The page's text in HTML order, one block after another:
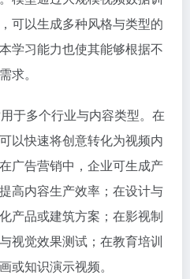
可以生成多种风格与类型的
学习能力也使其能够根据不
求。
于多个行业与内容类型。在
以快速将创意转化为视频内
广告营销中，企业可生成产
高内容生产效率；在设计与
产品或建筑方案；在影视制
视觉效果测试；在教育培训
或知识演示视频。